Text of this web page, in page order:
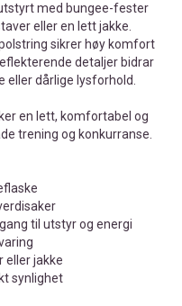
med bungee-fester
eller en lett jakke.
sikrer høy komfort
detaljer bidrar
eller dårlige lysforhold.
en lett, komfortabel og
trening og konkurranse.
til utstyr og energi
eller jakke
synlighet